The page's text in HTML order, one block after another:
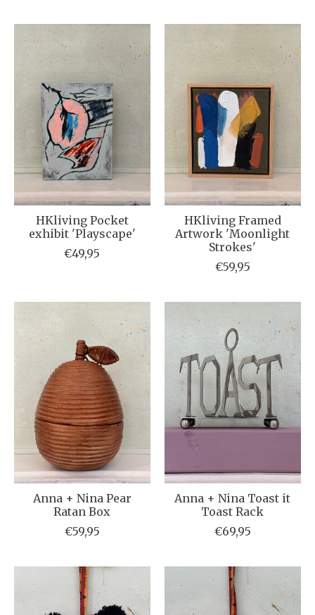
HKliving Pocket
exhibit 'Playscape'
€49,95
HKliving Framed
Artwork 'Moonlight
Strokes'
€59,95
Anna + Nina Pear
Ratan Box
€59,95
Anna + Nina Toast it
Toast Rack
€69,95